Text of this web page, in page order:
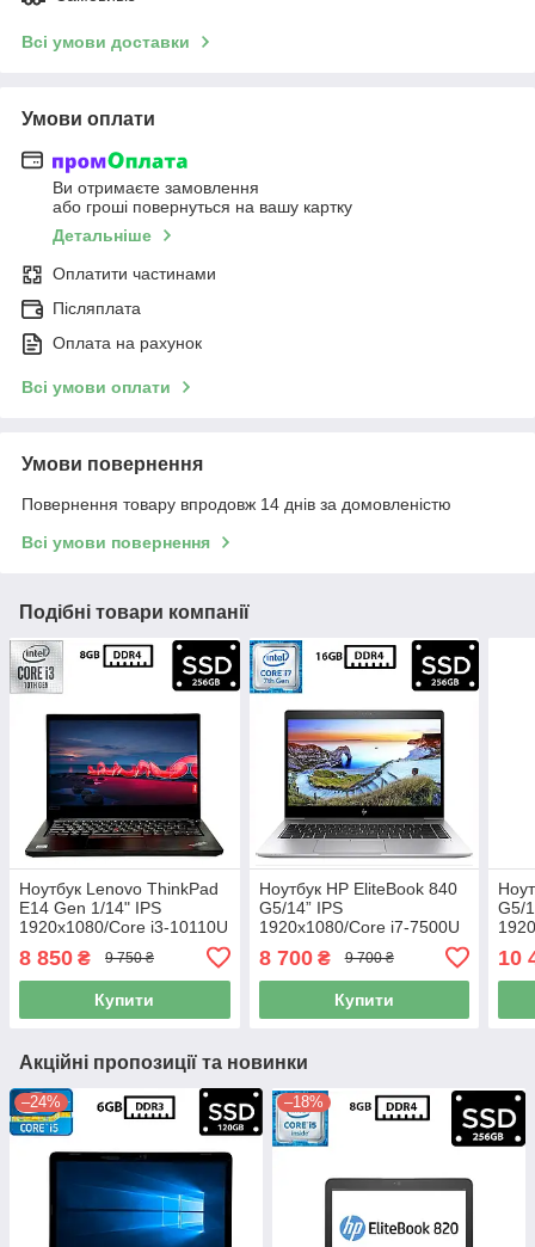
Всі умови доставки
Умови оплати
Ви отримаєте замовлення
або гроші повернуться на вашу картку
Детальніше
Оплатити частинами
Післяплата
Оплата на рахунок
Всі умови оплати
Умови повернення
Повернення товару впродовж 14 днів за домовленістю
Всі умови повернення
Подібні товари компанії
Ноутбук Lenovo ThinkPad
E14 Gen 1/14" IPS
1920x1080/Core i3-10110U
2.10GHz/8GB DDR4/SSD
256GB/UHD Graphics/
Камера Б/В
8 850 ₴ 9 750 ₴
Купити
Ноутбук HP EliteBook 840
G5/14” IPS
1920x1080/Core i7-7500U
2.70GHz/16GB DDR4/SSD
256GB/UHD Graphics 620/
Камера Б/В
8 700₴ 9 700 ₴
Купити
G5/
10
Акційні пропозиції та новинки
–24% –18%